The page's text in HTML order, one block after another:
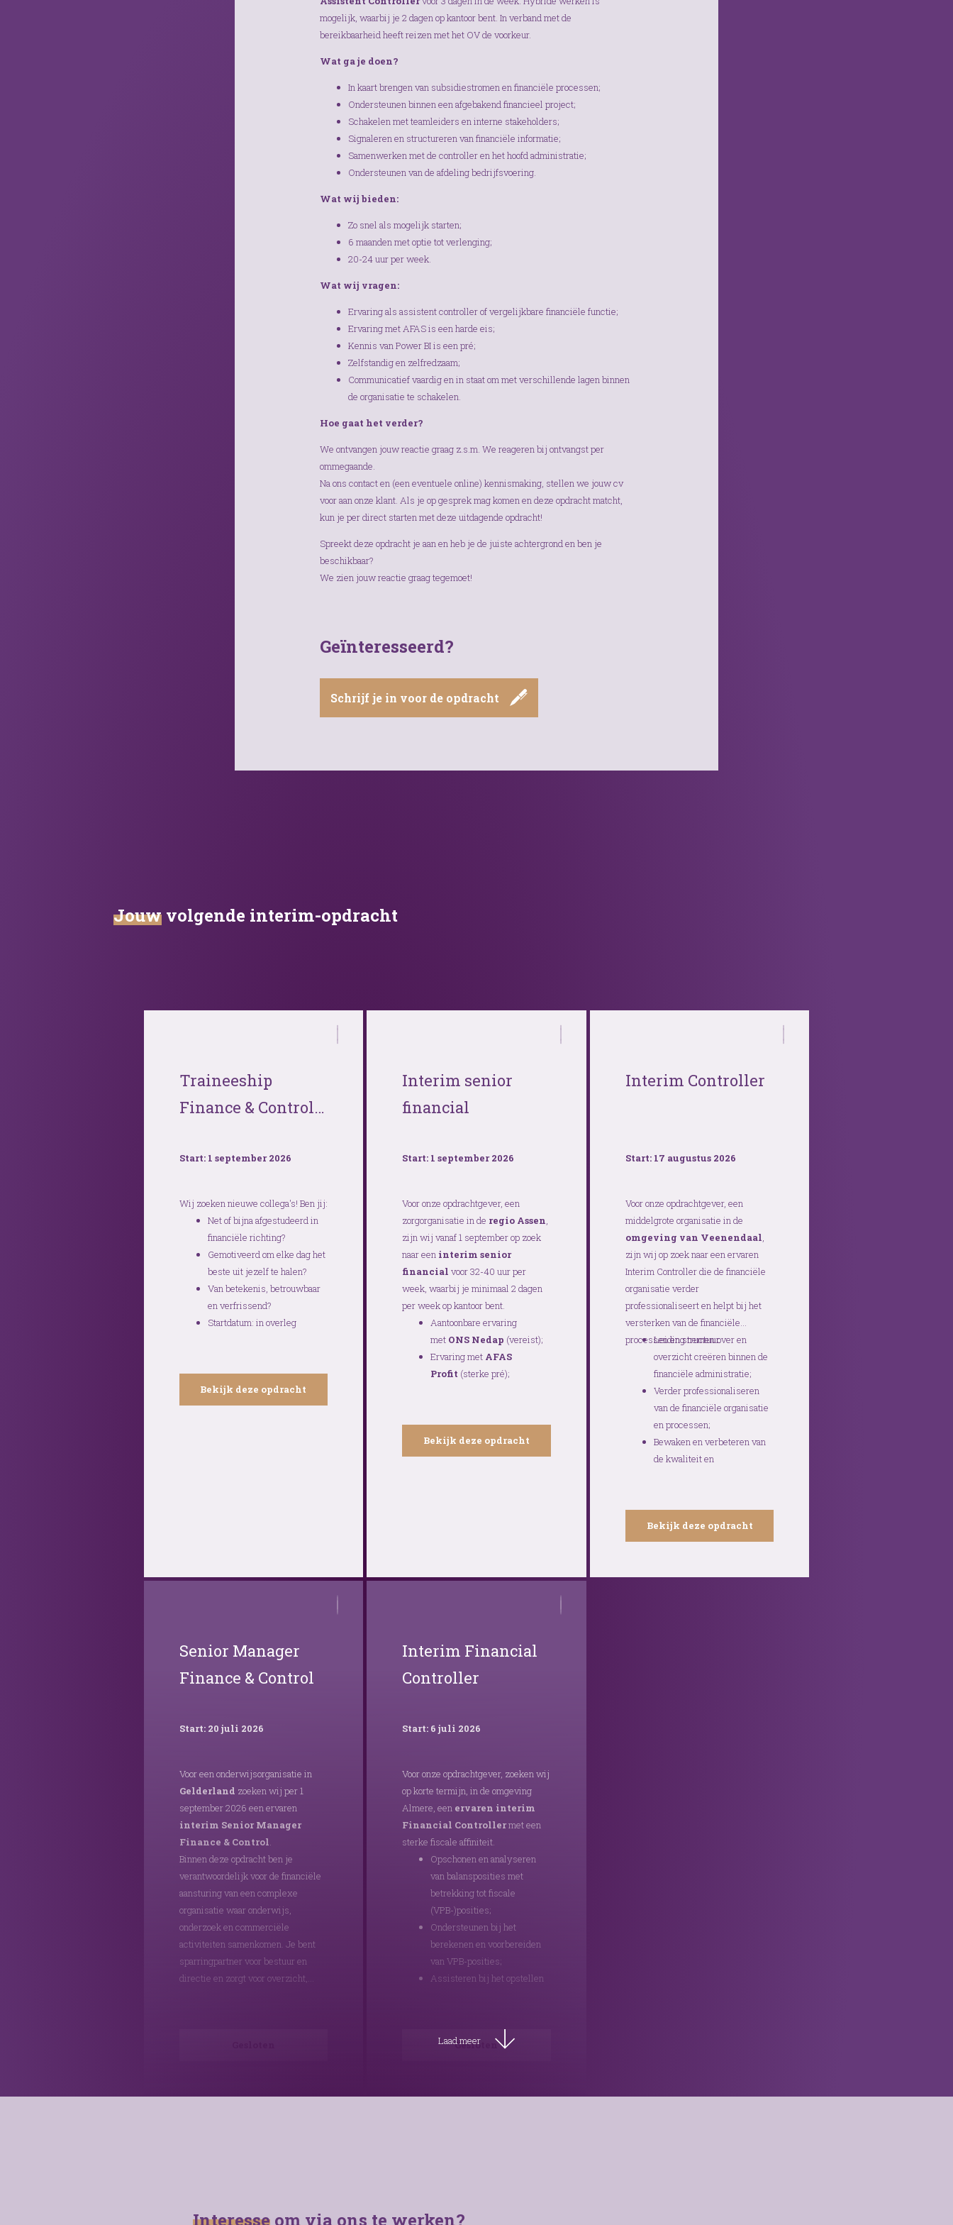
mogelijk, waarbij je 2 dagen op kantoor bent. In verband met de
bereikbaarheid heeft reizen met het OV de voorkeur.
Wat ga je doen?
In kaart brengen van subsidiestromen en financiële processen;
Ondersteunen binnen een afgebakend financieel project;
Schakelen met teamleiders en interne stakeholders;
Signaleren en structureren van financiële informatie;
Samenwerken met de controller en het hoofd administratie;
Ondersteunen van de afdeling bedrijfsvoering.
Wat wij bieden:
Zo snel als mogelijk starten;
6 maanden met optie tot verlenging;
20-24 uur per week.
Wat wij vragen:
Ervaring als assistent controller of vergelijkbare financiële functie;
Ervaring met AFAS is een harde eis;
Kennis van Power BI is een pré;
Zelfstandig en zelfredzaam;
Communicatief vaardig en in staat om met verschillende lagen binnen
de organisatie te schakelen.
Hoe gaat het verder?
We ontvangen jouw reactie graag z.s.m. We reageren bij ontvangst per
ommegaande.
Na ons contact en (een eventuele online) kennismaking, stellen we jouw cv
voor aan onze klant. Als je op gesprek mag komen en deze opdracht matcht,
kun je per direct starten met deze uitdagende opdracht!
Spreekt deze opdracht je aan en heb je de juiste achtergrond en ben je
beschikbaar?
We zien jouw reactie graag tegemoet!
Geïnteresseerd?
Schrijf je in voor de opdracht
Jouw volgende interim-opdracht
Traineeship
Finance & Control
Start: 1 september 2026
Wij zoeken nieuwe collega's! Ben jij:
Net of bijna afgestudeerd in
financiële richting?
Gemotiveerd om elke dag het
beste uit jezelf te halen?
Van betekenis, betrouwbaar
en verfrissend?
Startdatum: in overleg
Bekijk deze opdracht
Interim senior
financial
Start: 1 september 2026
Voor onze opdrachtgever, een
zorgorganisatie in de regio Assen,
zijn wij vanaf 1 september op zoek
naar een interim senior
financialvoor 32-40 uur per
week, waarbij je minimaal 2 dagen
per week op kantoor bent.
Aantoonbare ervaring
met ONS Nedap (vereist);
Ervaring met AFAS
Profit (sterke pré);
Bekijk deze opdracht
Interim Controller
Start: 17 augustus 2026
Voor onze opdrachtgever, een
middelgrote organisatie in de
omgeving van Veenendaal,
zijn wij op zoek naar een ervaren
Interim Controller die de financiële
organisatie verder
professionaliseert en helpt bij het
versterken van de financiële
processen en structuur.
Leiding nemen over en
overzicht creëren binnen de
financiële administratie;
Verder professionaliseren
van de financiële organisatie
en processen;
Bewaken en verbeteren van
de kwaliteit en
Bekijk deze opdracht
Senior Manager
Finance & Control
Start: 20 juli 2026
Voor een onderwijsorganisatie in
Gelderland zoeken wij per 1
september 2026 een ervaren
interim Senior Manager
Finance & Control.
Binnen deze opdracht ben je
verantwoordelijk voor de financiële
aansturing van een complexe
organisatie waar onderwijs,
onderzoek en commerciële
activiteiten samenkomen. Je bent
sparringpartner voor bestuur en
directie en zorgt voor overzicht,
Interim Financial
Controller
Start: 6 juli 2026
Voor onze opdrachtgever, zoeken wij
op korte termijn, in de omgeving
Almere, een ervaren interim
Financial Controllermet een
sterke fiscale affiniteit.
Opschonen en analyseren
van balansposities met
betrekking tot fiscale
(VPB-)posities;
Ondersteunen bij het
berekenen en voorbereiden
van VPB-posities;
Assisteren bij het opstellen
Ervaring met AFAS is een
Gesloten
Laad meer
Interesse om via ons te werken?